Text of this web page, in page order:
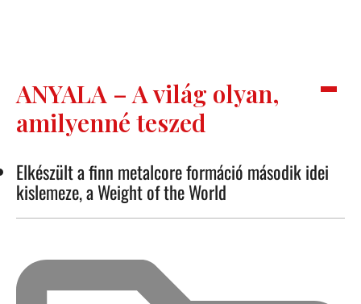
ANYALA – A világ olyan,
amilyenné teszed
Elkészült a finn metalcore formáció második idei
kislemeze, a Weight of the World